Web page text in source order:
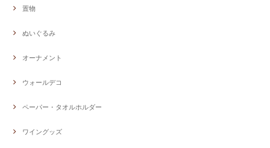
置物
ぬいぐるみ
オーナメント
ウォールデコ
ペーパー・タオルホルダー
ワイングッズ